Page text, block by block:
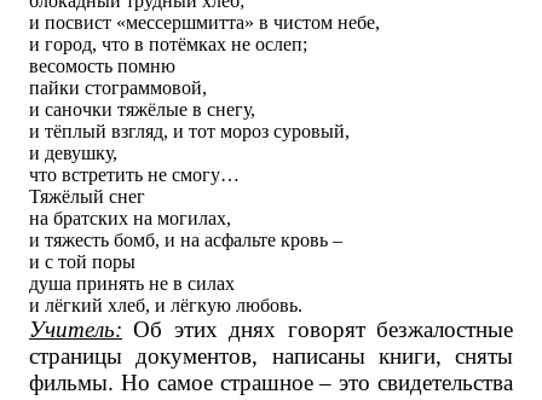
и посвист «мессершмитта» в чистом небе,
и город, что в потёмках не ослеп;
весомость помню
пайки стограммовой,
и саночки тяжёлые в снегу,
и тёплый взгляд, и тот мороз суровый,
и девушку,
что встретить не смогу…
Тяжёлый снег
на братских на могилах,
и тяжесть бомб, и на асфальте кровь –
и с той поры
душа принять не в силах
и лёгкий хлеб, и лёгкую любовь.
Учитель: Об этих днях говорят безжалостные
страницы документов, написаны книги, сняты
фильмы. Но самое страшное – это свидетельства